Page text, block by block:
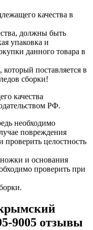
качества в
должны быть
упаковка и
данного товара в
поставляется в
сборки!
качества
РФ.
необходимо
повреждения
проверить целостность
и основания
проверить при
9005 отзывы